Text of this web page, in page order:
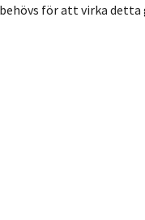
för att virka detta